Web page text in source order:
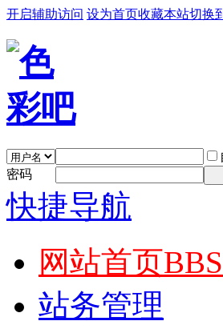
开启辅助访问 设为首页收藏本站切换
密码
快捷导航
网站首页BBS
站务管理